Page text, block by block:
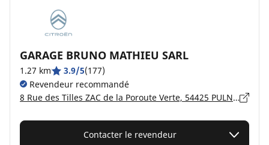
GARAGE BRUNO MATHIEU SARL
1.27 km 3.9/5(177)
Revendeur recommandé
8 Rue des Tilles ZAC de la Poroute Verte, 54425 PULNOY
Contacter le revendeur